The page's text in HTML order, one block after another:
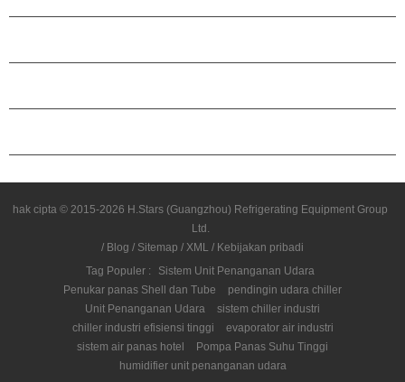
hak cipta © 2015-2026 H.Stars (Guangzhou) Refrigerating Equipment Group
Ltd.
/ Blog / Sitemap / XML / Kebijakan pribadi
Tag Populer :
Sistem Unit Penanganan Udara
Penukar panas Shell dan Tube
pendingin udara chiller
Unit Penanganan Udara
sistem chiller industri
chiller industri efisiensi tinggi
evaporator air industri
sistem air panas hotel
Pompa Panas Suhu Tinggi
humidifier unit penanganan udara